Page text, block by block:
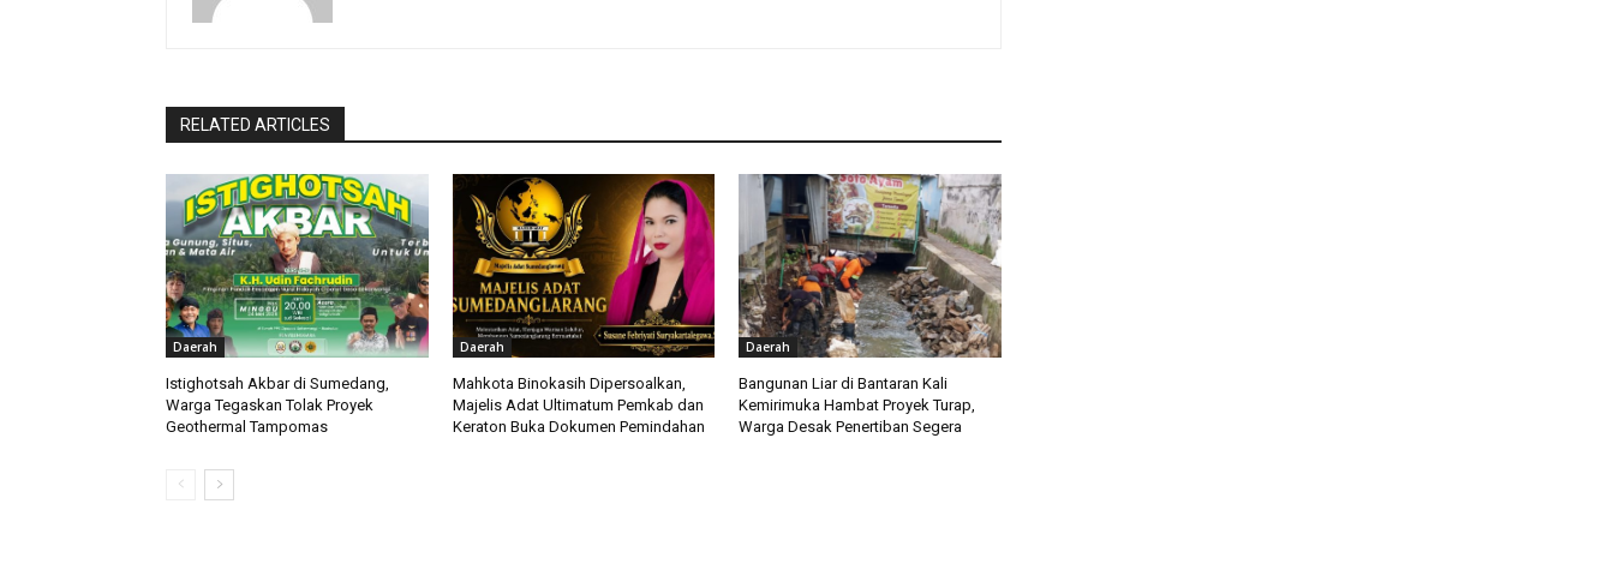
RELATED ARTICLES
Daerah
Istighotsah Akbar di Sumedang,
Warga Tegaskan Tolak Proyek
Geothermal Tampomas
Daerah
Mahkota Binokasih Dipersoalkan,
Majelis Adat Ultimatum Pemkab dan
Keraton Buka Dokumen Pemindahan
Daerah
Bangunan Liar di Bantaran Kali
Kemirimuka Hambat Proyek Turap,
Warga Desak Penertiban Segera